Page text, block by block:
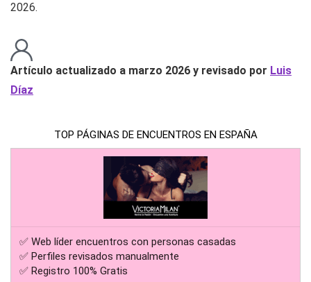
2026.
Artículo actualizado a marzo 2026 y revisado por Luis
Díaz
TOP PÁGINAS DE ENCUENTROS EN ESPAÑA
✅ Web líder encuentros con personas casadas
✅ Perfiles revisados manualmente
✅ Registro 100% Gratis